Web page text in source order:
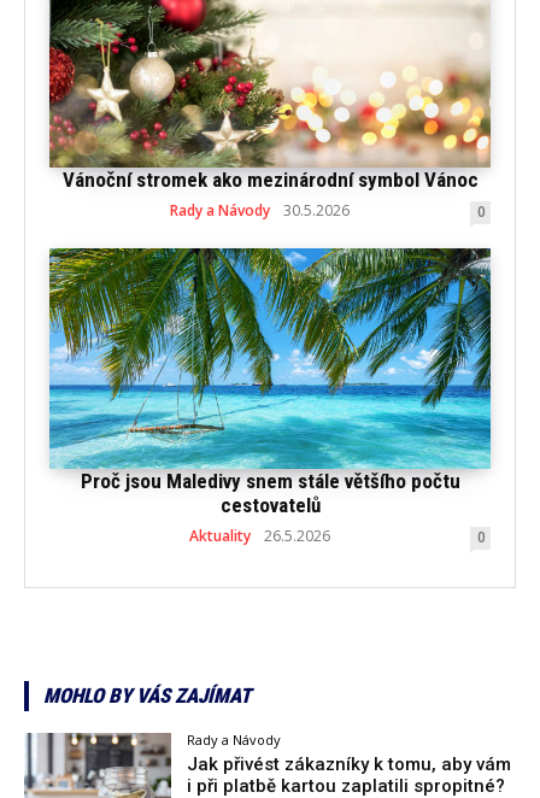
Vánoční stromek ako mezinárodní symbol Vánoc
Rady a Návody 30.5.2026 0
Proč jsou Maledivy snem stále většího počtu
cestovatelů
Aktuality 26.5.2026 0
MOHLO BY VÁS ZAJÍMAT
Rady a Návody
Jak přivést zákazníky k tomu, aby vám
i při platbě kartou zaplatili spropitné?